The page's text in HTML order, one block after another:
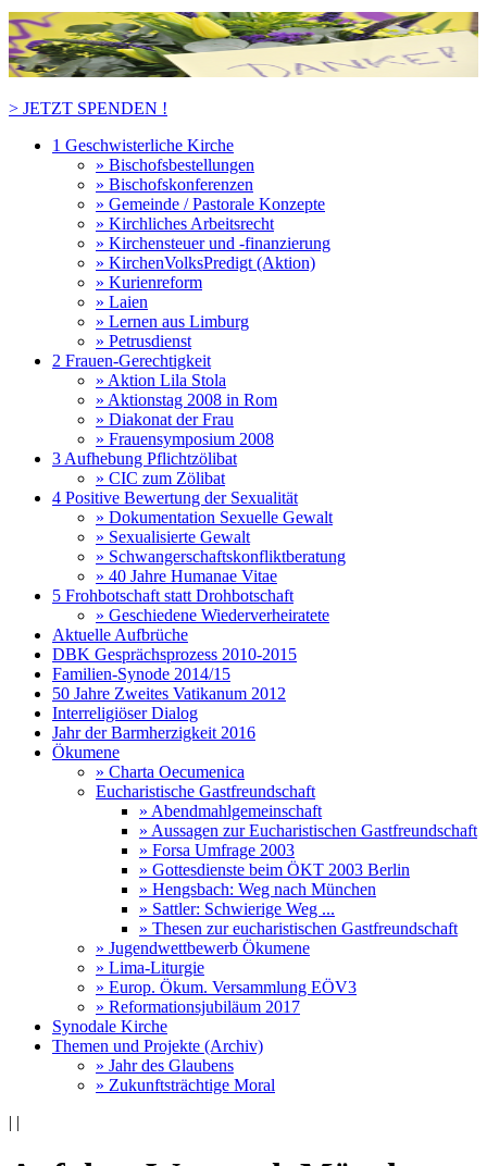
> JETZT SPENDEN !
1 Geschwisterliche Kirche
» Bischofsbestellungen
» Bischofskonferenzen
» Gemeinde / Pastorale Konzepte
» Kirchliches Arbeitsrecht
» Kirchensteuer und -finanzierung
» KirchenVolksPredigt (Aktion)
» Kurienreform
» Laien
» Lernen aus Limburg
» Petrusdienst
2 Frauen-Gerechtigkeit
» Aktion Lila Stola
» Aktionstag 2008 in Rom
» Diakonat der Frau
» Frauensymposium 2008
3 Aufhebung Pflichtzölibat
» CIC zum Zölibat
4 Positive Bewertung der Sexualität
» Dokumentation Sexuelle Gewalt
» Sexualisierte Gewalt
» Schwangerschaftskonfliktberatung
» 40 Jahre Humanae Vitae
5 Frohbotschaft statt Drohbotschaft
» Geschiedene Wiederverheiratete
Aktuelle Aufbrüche
DBK Gesprächsprozess 2010-2015
Familien-Synode 2014/15
50 Jahre Zweites Vatikanum 2012
Interreligiöser Dialog
Jahr der Barmherzigkeit 2016
Ökumene
» Charta Oecumenica
Eucharistische Gastfreundschaft
» Abendmahlgemeinschaft
» Aussagen zur Eucharistischen Gastfreundschaft
» Forsa Umfrage 2003
» Gottesdienste beim ÖKT 2003 Berlin
» Hengsbach: Weg nach München
» Sattler: Schwierige Weg ...
» Thesen zur eucharistischen Gastfreundschaft
» Jugendwettbewerb Ökumene
» Lima-Liturgie
» Europ. Ökum. Versammlung EÖV3
» Reformationsjubiläum 2017
Synodale Kirche
Themen und Projekte (Archiv)
» Jahr des Glaubens
» Zukunftsträchtige Moral
| |